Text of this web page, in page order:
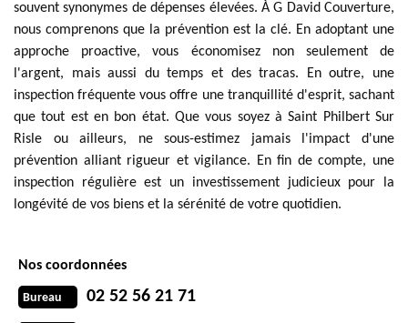
souvent synonymes de dépenses élevées. À G David Couverture,
nous comprenons que la prévention est la clé. En adoptant une
approche proactive, vous économisez non seulement de
l'argent, mais aussi du temps et des tracas. En outre, une
inspection fréquente vous offre une tranquillité d'esprit, sachant
que tout est en bon état. Que vous soyez à Saint Philbert Sur
Risle ou ailleurs, ne sous-estimez jamais l'impact d'une
prévention alliant rigueur et vigilance. En fin de compte, une
inspection régulière est un investissement judicieux pour la
longévité de vos biens et la sérénité de votre quotidien.
Nos coordonnées
Bureau 02 52 56 21 71